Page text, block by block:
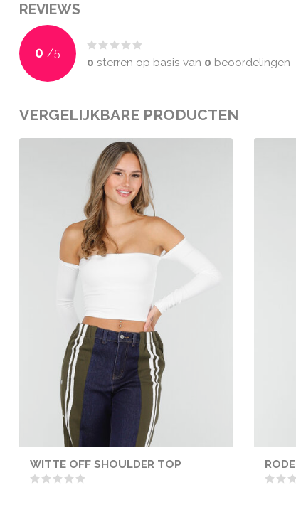
REVIEWS
0 /5
0 sterren op basis van 0 beoordelingen
VERGELIJKBARE PRODUCTEN
WITTE OFF SHOULDER TOP